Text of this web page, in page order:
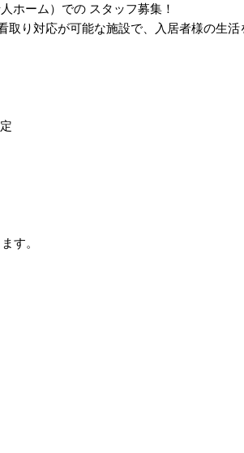
ホーム）での スタッフ募集！
り対応が可能な施設で、入居者様の生活
す。